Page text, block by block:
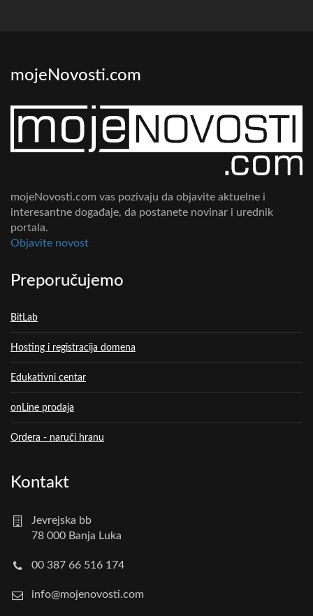
mojeNovosti.com
mojeNovosti.com vas pozivaju da objavite aktuelne i
interesantne događaje, da postanete novinar i urednik
portala.
Objavite novost
Preporučujemo
BitLab
Hosting i registracija domena
Edukativni centar
onLine prodaja
Ordera - naruči hranu
Kontakt
Jevrejska bb
78 000 Banja Luka
00 387 66 516 174
info@mojenovosti.com